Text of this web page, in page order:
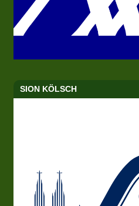
SION KÖLSCH